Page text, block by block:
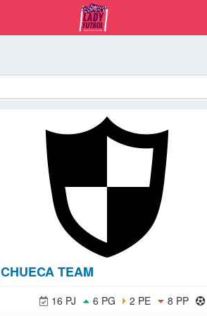
CHUECA TEAM
8 PP
2 PE
6 PG
16 PJ